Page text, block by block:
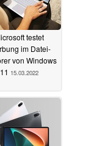
testet
im Datei-
von Windows
11 15.03.2022